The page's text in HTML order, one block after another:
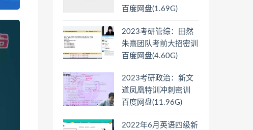
百度网盘(1.69G)
2023考研管综：田然
朱熹团队考前大招密训
百度网盘(4.60G)
2023考研政治：新文
道凤凰特训冲刺密训
百度网盘(11.96G)
2022年6月英语四级新